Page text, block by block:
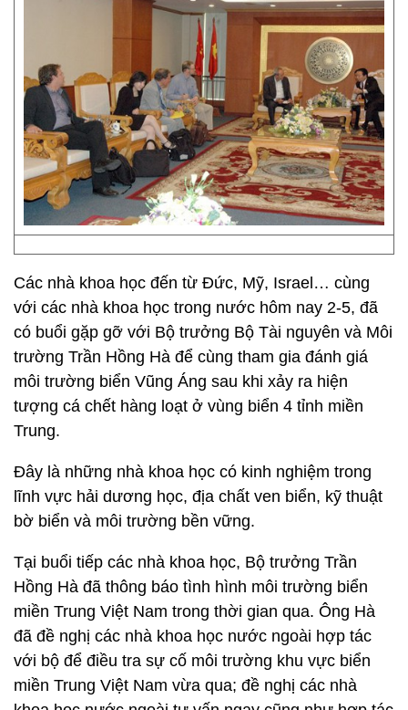
Thời báo Kinh tế Sài Gòn:Chuyên gia quốc tế
đánh giá môi trường Vũng Áng
Các nhà khoa học đến từ Đức, Mỹ, Israel… cùng
có buổi gặp gỡ với Bộ trưởng Bộ Tài nguyên và Môi
trường Trần Hồng Hà để cùng tham gia đánh giá
môi trường biển Vũng Áng sau khi xảy ra hiện
tượng cá chết hàng loạt ở vùng biển 4 tỉnh miền
Trung.
Đây là những nhà khoa học có kinh nghiệm trong
lĩnh vực hải dương học, địa chất ven biển, kỹ thuật
bờ biển và môi trường bền vững.